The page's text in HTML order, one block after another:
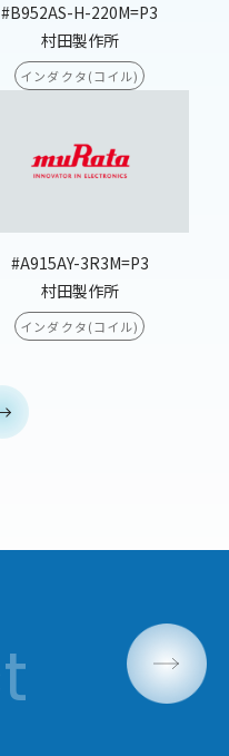
#B952AS-H-220M=P3
村田製作所
インダクタ(コイル)
#A915AY-3R3M=P3
村田製作所
インダクタ(コイル)